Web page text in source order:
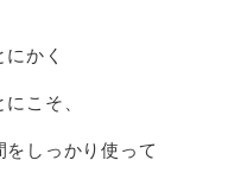
かく
こそ、
をしっかり使って